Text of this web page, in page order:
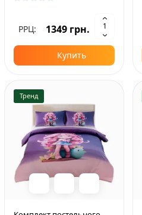
РРЦ: 1349 грн.
Купить
Тренд